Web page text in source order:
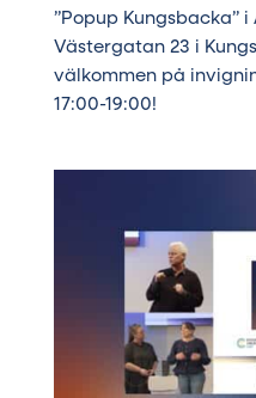
”Popup Kungsbacka”
Västergatan 23 i
välkommen på
17:00-19:00!